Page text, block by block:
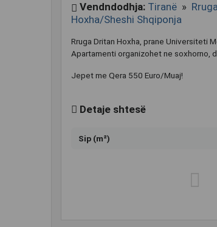
Vendndodhja: Tiranë »
Hoxha/Sheshi Shqiponja
Rruga Dritan Hoxha, prane Universiteti
Apartamenti organizohet ne soxhorno,
Jepet me Qera 550 Euro/Muaj!
Detaje shtesë
Sip (m²)